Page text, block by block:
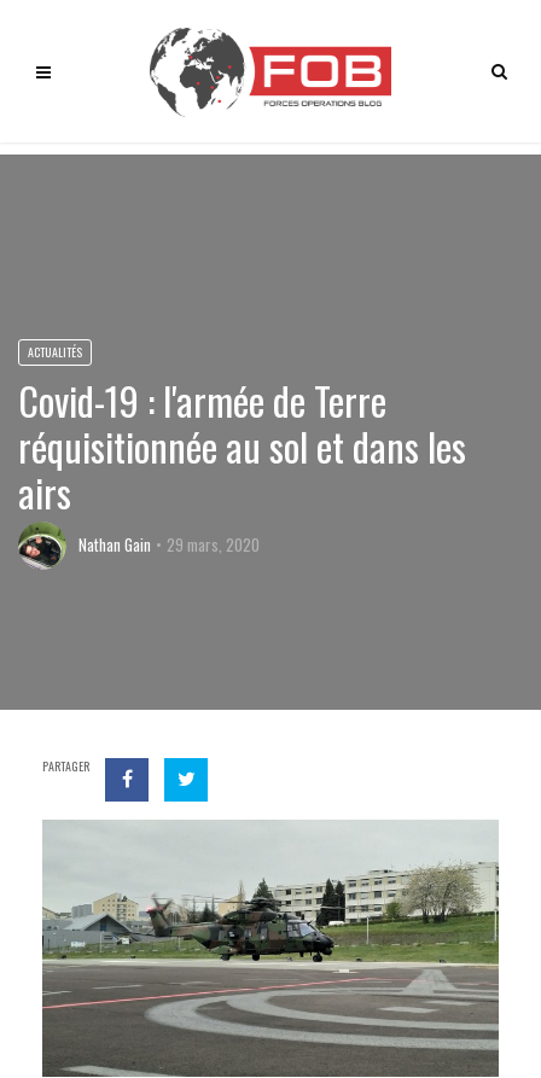
ACTUALITÉS
Covid-19 : l'armée de Terre
réquisitionnée au sol et dans les
airs
Nathan Gain 29 mars, 2020
PARTAGER